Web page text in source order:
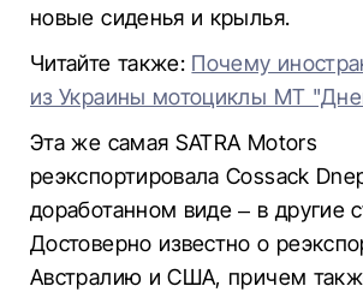
новые сиденья и крылья.
Читайте также: Почему
из Украины мотоциклы МТ
Эта же самая SATRA Motors
реэкспортировала Cossack
доработанном виде – в другие
Достоверно известно о
Австралию и США, причем